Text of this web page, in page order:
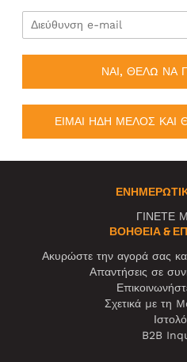
ΝΑΙ, ΘΕΛΩ ΝΑ
ΕΙΜΑΙ ΗΔΗ ΜΕΛΟΣ
ΓΙΝΕΤΕ
ΒΟΉΘΕΙΑ &
Ακυρώστε την αγορά σας
Απαντήσεις σε
Σχετικά με τη
B2B